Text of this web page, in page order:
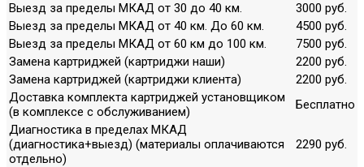
Выезд за пределы МКАД от 30 до 40 км.
3000 руб.
Выезд за пределы МКАД от 40 км. До 60 км.
4500 руб.
Выезд за пределы МКАД от 60 км до 100 км.
7500 руб.
Замена картриджей (картриджи наши)
2200 руб.
Замена картриджей (картриджи клиента)
2200 руб.
Доставка комплекта картриджей установщиком
(в комплексе с обслуживанием)
Бесплатно
Диагностика в пределах МКАД
(диагностика+выезд) (материалы оплачиваются
отдельно)
2290 руб.